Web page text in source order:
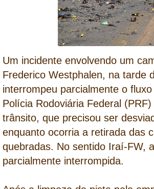
Um incidente envolvendo um
Frederico Westphalen, na tarde
interrompeu parcialmente o
Polícia Rodoviária Federal
trânsito, que precisou ser
enquanto ocorria a retirada das
quebradas. No sentido Iraí-FW,
parcialmente interrompida.